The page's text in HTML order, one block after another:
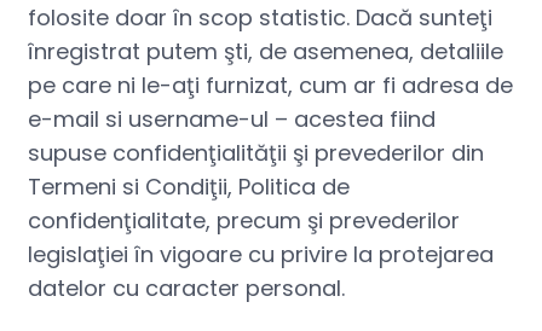
folosite doar în scop statistic. Dacă sunteţi
înregistrat putem şti, de asemenea, detaliile
pe care ni le-aţi furnizat, cum ar fi adresa de
e-mail si username-ul – acestea fiind
supuse confidenţialităţii şi prevederilor din
Termeni si Condiţii, Politica de
confidenţialitate, precum şi prevederilor
legislaţiei în vigoare cu privire la protejarea
datelor cu caracter personal.